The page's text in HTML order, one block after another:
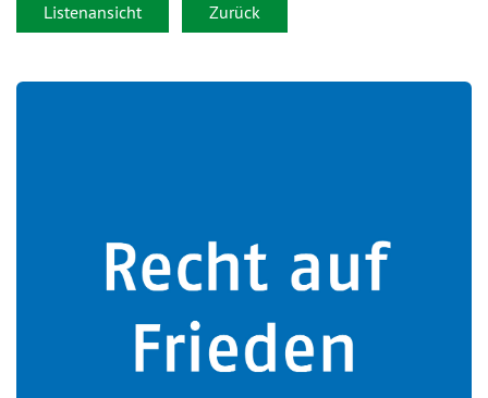
Listenansicht Zurück